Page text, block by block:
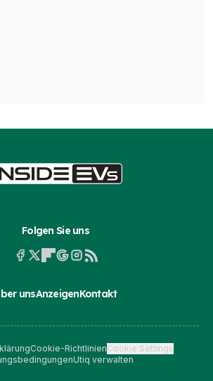
Folgen Sie uns
unsAnzeigenKontakt
Cookie-RichtlinienCookie Settings
Utiq verwalten